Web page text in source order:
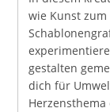
wie Kunst zum
gestalten
dich für